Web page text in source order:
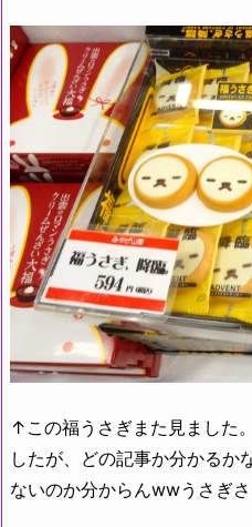
↑この福うさぎまた見ました
したが、どの記事か分かるか
ないのか分からんwwうさぎさ